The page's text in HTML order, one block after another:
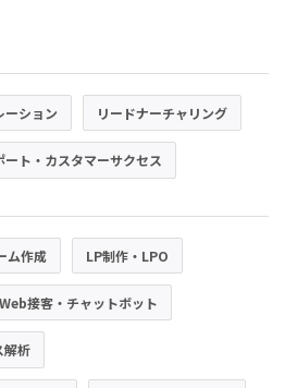
ーション リードナーチャリング
ート・カスタマーサクセス
ム作成 LP制作・LPO
Web接客・チャットボット
解析